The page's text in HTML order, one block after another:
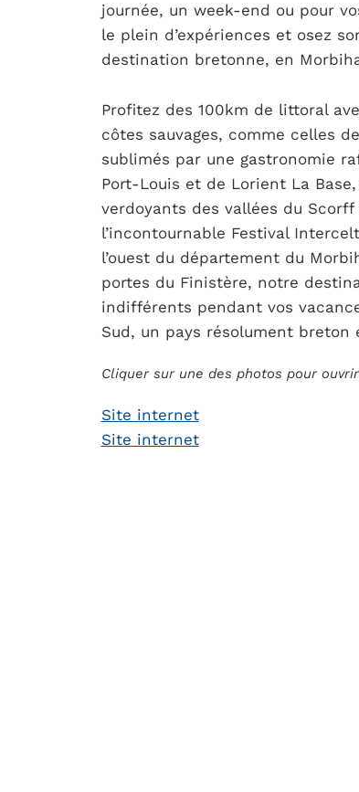
journée, un week-end ou pour
le plein d’expériences et osez
destination bretonne, en
Profitez des 100km de littoral
côtes sauvages, comme celles
sublimés par une gastronomie
Port-Louis et de Lorient La
verdoyants des vallées du
l’incontournable Festival
l’ouest du département du
portes du Finistère, notre
indifférents pendant vos
Sud, un pays résolument breton
Cliquer sur une des photos pour
Site internet
Site internet